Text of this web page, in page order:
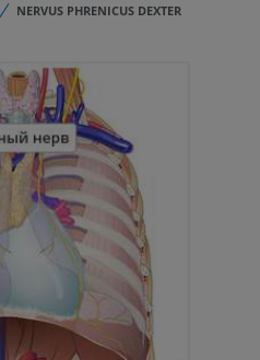
NERVUS PHRENICUS DEXTER